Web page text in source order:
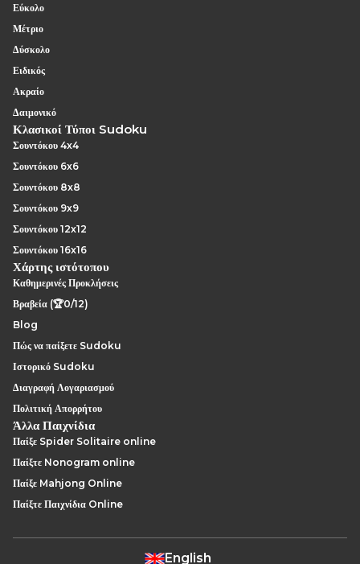
Εύκολο
Μέτριο
Δύσκολο
Ειδικός
Ακραίο
Δαιμονικό
Κλασικοί Τύποι Sudoku
Σουντόκου 4x4
Σουντόκου 6x6
Σουντόκου 8x8
Σουντόκου 9x9
Σουντόκου 12x12
Σουντόκου 16x16
Χάρτης ιστότοπου
Καθημερινές Προκλήσεις
Βραβεία (🏆0/12)
Blog
Πώς να παίξετε Sudoku
Ιστορικό Sudoku
Διαγραφή Λογαριασμού
Πολιτική Απορρήτου
Άλλα Παιχνίδια
Παίξε Spider Solitaire online
Παίξτε Nonogram online
Παίξε Mahjong Online
Παίξτε Παιχνίδια Online
English